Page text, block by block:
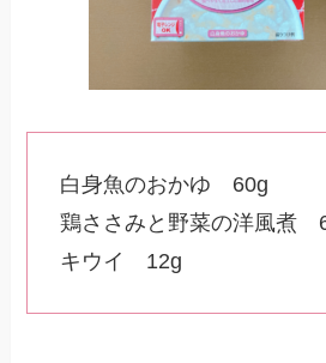
白身魚のおかゆ 60g
鶏ささみと野菜の洋風煮
キウイ 12g